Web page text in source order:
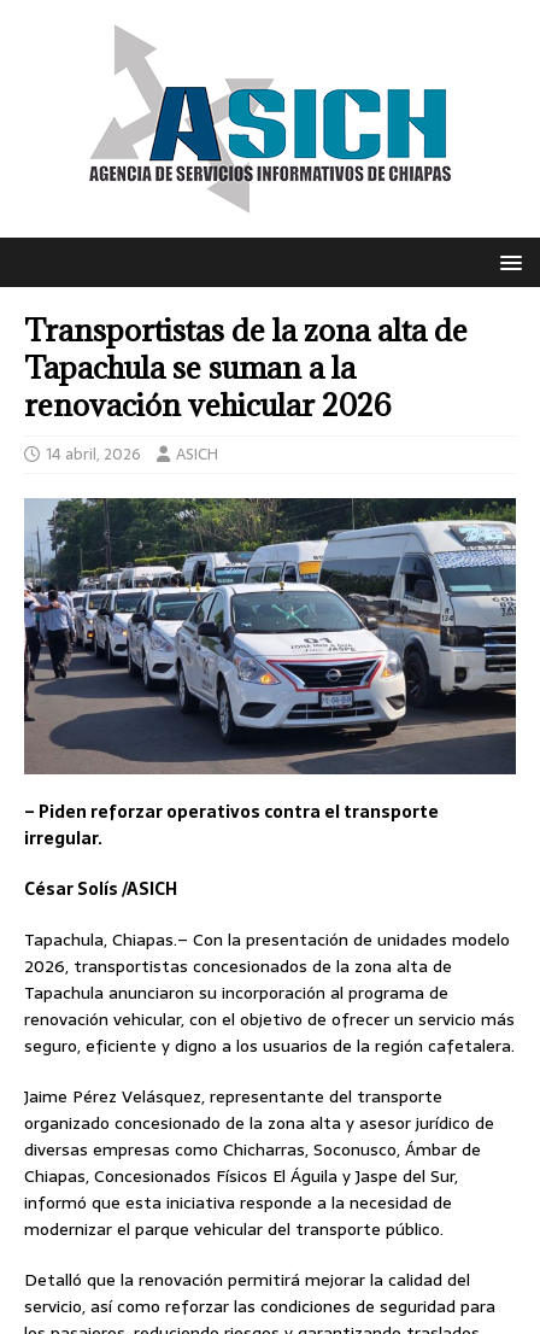
Transportistas de la zona alta de
Tapachula se suman a la
renovación vehicular 2026
14 abril, 2026 ASICH
– Piden reforzar operativos contra el transporte
irregular.
César Solís /ASICH
Tapachula, Chiapas.– Con la presentación de unidades modelo
2026, transportistas concesionados de la zona alta de
Tapachula anunciaron su incorporación al programa de
renovación vehicular, con el objetivo de ofrecer un servicio más
seguro, eficiente y digno a los usuarios de la región cafetalera.
Jaime Pérez Velásquez, representante del transporte
organizado concesionado de la zona alta y asesor jurídico de
diversas empresas como Chicharras, Soconusco, Ámbar de
Chiapas, Concesionados Físicos El Águila y Jaspe del Sur,
informó que esta iniciativa responde a la necesidad de
modernizar el parque vehicular del transporte público.
Detalló que la renovación permitirá mejorar la calidad del
servicio, así como reforzar las condiciones de seguridad para